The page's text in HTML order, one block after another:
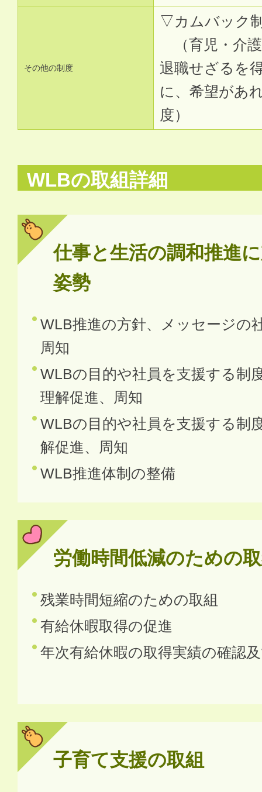
その他の制度
▽カムバック
（育児・介
退職せざるを
に、希望があ
度）
WLBの取組詳細
仕事と生活の調和推進
姿勢
WLB推進の方針、メッセージの
周知
WLBの目的や社員を支援する制
理解促進、周知
WLBの目的や社員を支援する制
解促進、周知
WLB推進体制の整備
労働時間低減のための
残業時間短縮のための取組
有給休暇取得の促進
年次有給休暇の取得実績の確認
子育て支援の取組